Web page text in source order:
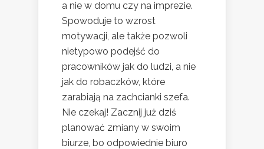
a nie w domu czy na imprezie.
Spowoduje to wzrost
motywacji, ale także pozwoli
nietypowo podejść do
pracowników jak do ludzi, a nie
jak do robaczków, które
zarabiają na zachcianki szefa.
Nie czekaj! Zacznij już dziś
planować zmiany w swoim
biurze, bo odpowiednie biuro